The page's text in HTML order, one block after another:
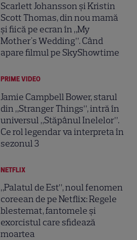
Scarlett Johansson și Kristin
Scott Thomas, din nou mamă
și fiică pe ecran în „My
Mother's Wedding”. Când
apare filmul pe SkyShowtime
PRIME VIDEO
Jamie Campbell Bower, starul
din „Stranger Things”, intră în
universul „Stăpânul Inelelor”.
Ce rol legendar va interpreta în
sezonul 3
NETFLIX
„Palatul de Est”, noul fenomen
coreean de pe Netflix: Regele
blestemat, fantomele și
exorcistul care sfidează
moartea